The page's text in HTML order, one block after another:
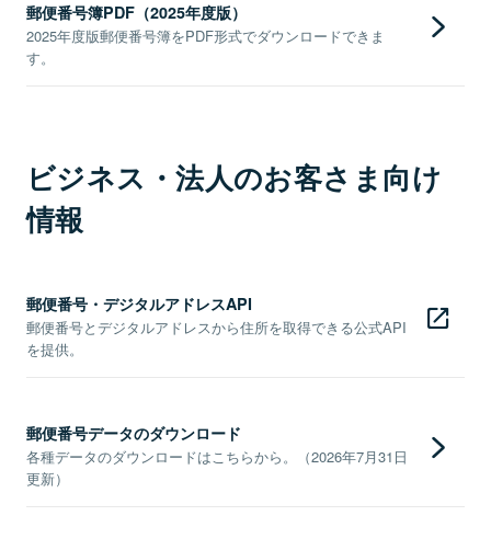
郵便番号簿PDF（2025年度版）
2025年度版郵便番号簿をPDF形式でダウンロードできま
す。
ビジネス・法人のお客さま向け
情報
郵便番号・デジタルアドレスAPI
郵便番号とデジタルアドレスから住所を取得できる公式API
を提供。
郵便番号データのダウンロード
各種データのダウンロードはこちらから。（2026年7月31日
更新）